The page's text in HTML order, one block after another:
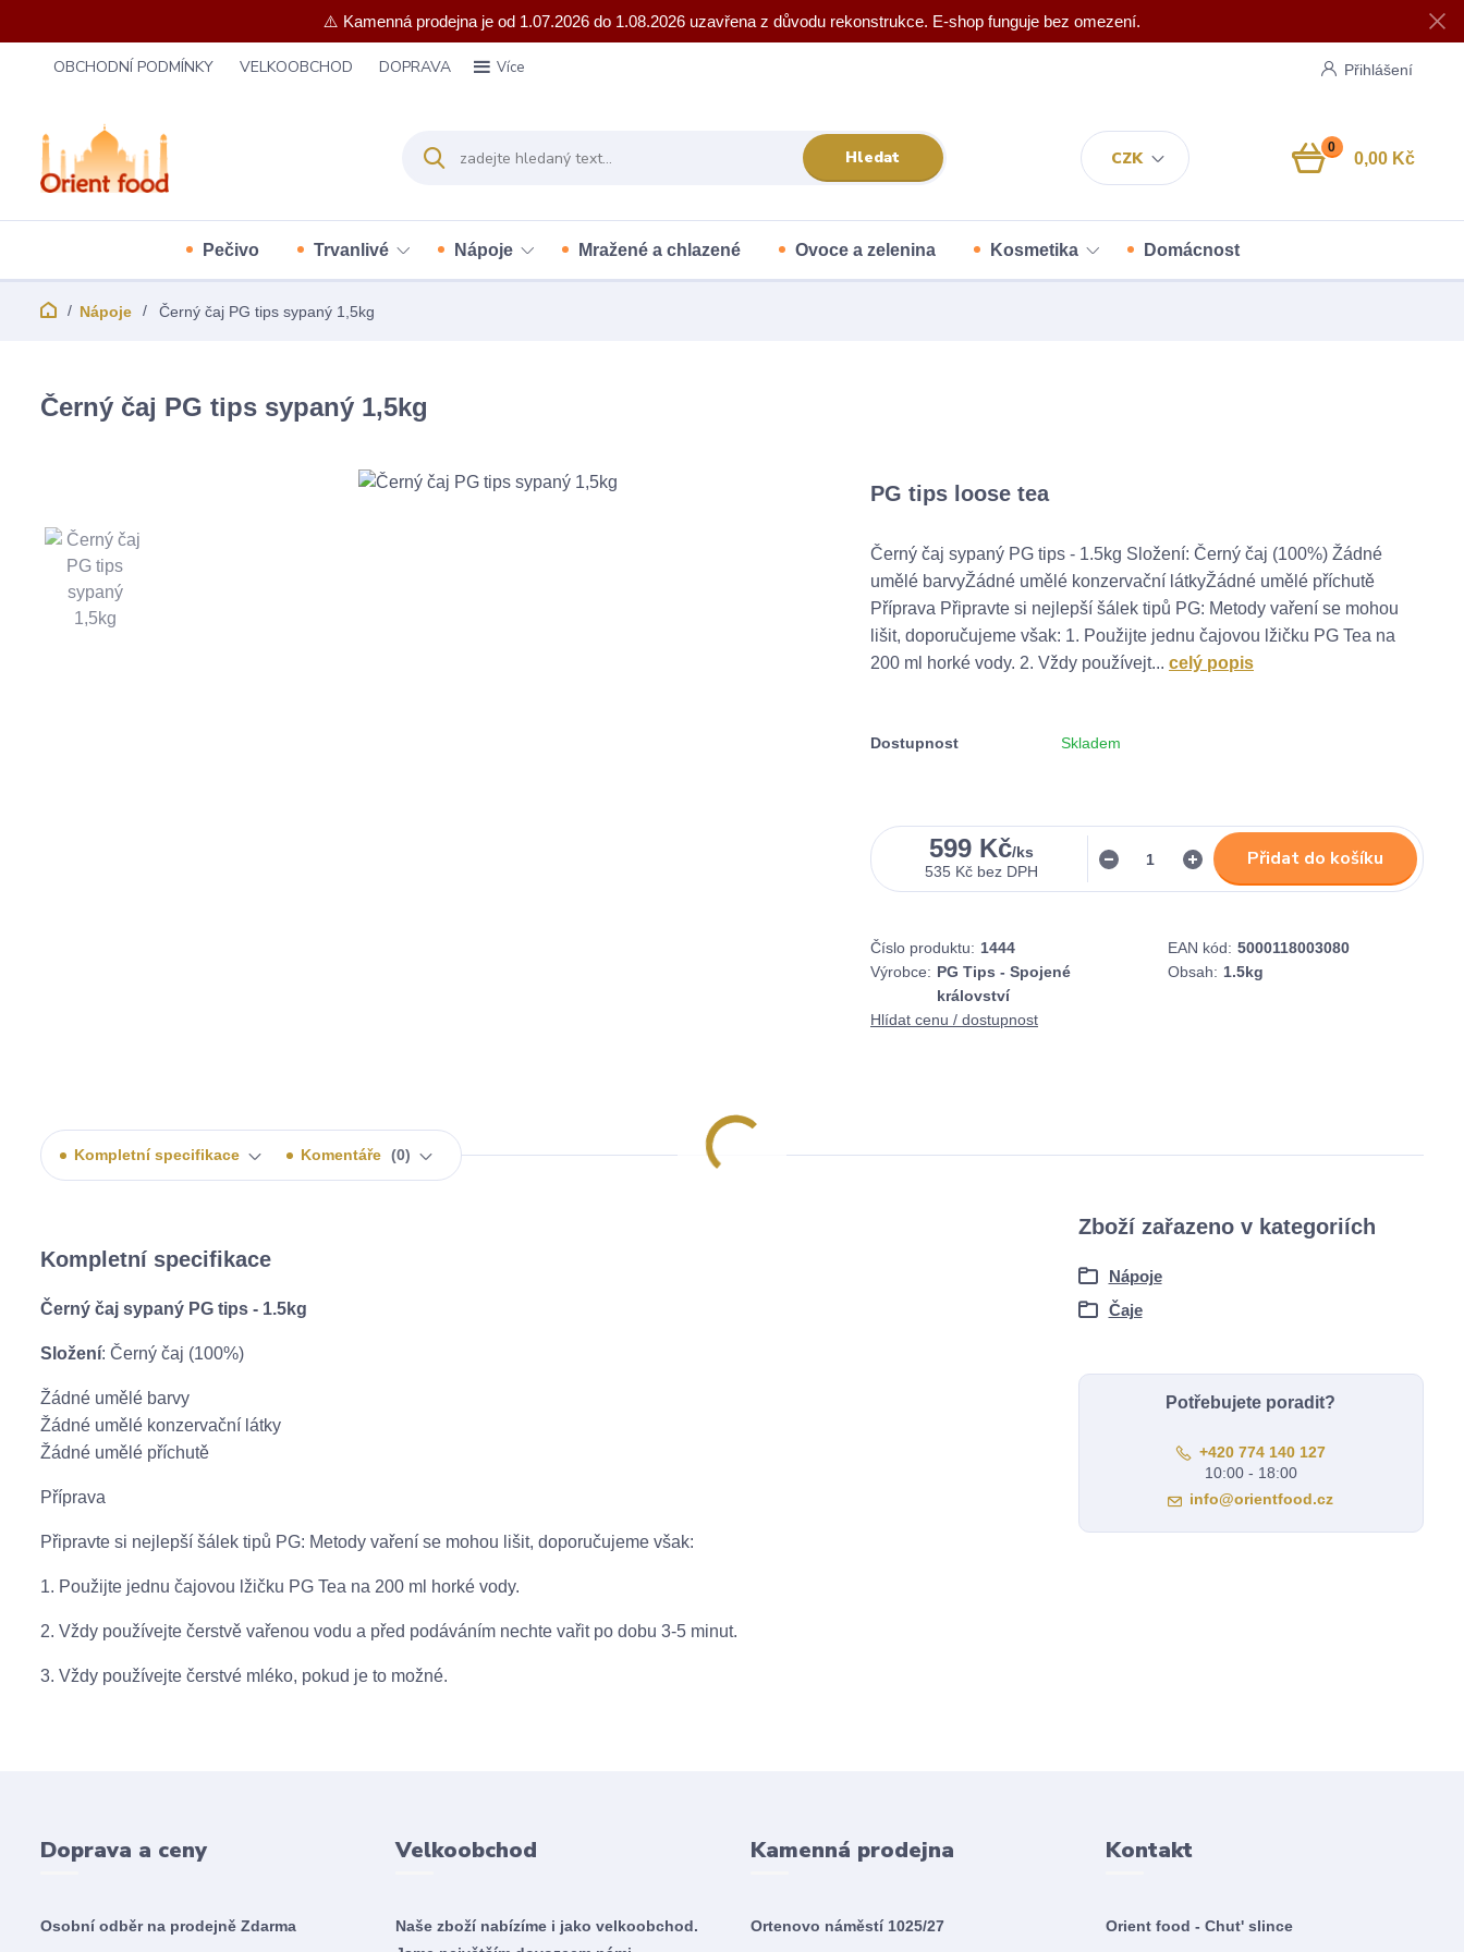
⚠️ Kamenná prodejna je od 1.07.2026 do 1.08.2026 uzavřena z důvodu rekonstrukce. E-shop funguje bez omezení.
OBCHODNÍ PODMÍNKY VELKOOBCHOD DOPRAVA Více
CZK
Přihlášení
Hledat 0
0,00 Kč
Pečivo Trvanlivé Nápoje Mražené a chlazené Ovoce a zelenina Kosmetika Domácnost
Nápoje Černý čaj PG tips sypaný 1,5kg
Černý čaj PG tips sypaný 1,5kg
PG tips loose tea
Černý čaj sypaný PG tips - 1.5kg Složení: Černý čaj (100%) Žádné
umělé barvyŽádné umělé konzervační látkyŽádné umělé příchutě
Příprava Připravte si nejlepší šálek tipů PG: Metody vaření se mohou
lišit, doporučujeme však: 1. Použijte jednu čajovou lžičku PG Tea na
200 ml horké vody. 2. Vždy používejt... celý popis
Dostupnost Skladem
599 Kč/ks
535 Kč bez DPH
Přidat do košíku
Číslo produktu: 1444 EAN kód: 5000118003080
Výrobce: PG Tips - Spojené
království
Obsah: 1.5kg
Hlídat cenu / dostupnost
Kompletní specifikace Komentáře 0
Kompletní specifikace
Černý čaj sypaný PG tips - 1.5kg
Složení: Černý čaj (100%)
Žádné umělé barvy
Žádné umělé konzervační látky
Žádné umělé příchutě
Příprava
Připravte si nejlepší šálek tipů PG: Metody vaření se mohou lišit, doporučujeme však:
1. Použijte jednu čajovou lžičku PG Tea na 200 ml horké vody.
2. Vždy používejte čerstvě vařenou vodu a před podáváním nechte vařit po dobu 3-5 minut.
3. Vždy používejte čerstvé mléko, pokud je to možné.
Zboží zařazeno v kategoriích
Nápoje
Čaje
Potřebujete poradit?
+420 774 140 127
10:00 - 18:00
info@orientfood.cz
Doprava a ceny
Osobní odběr na prodejně Zdarma
Velkoobchod
Naše zboží nabízíme i jako velkoobchod.
Kamenná prodejna
Ortenovo náměstí 1025/27
Kontakt
Orient food - Chut' slince